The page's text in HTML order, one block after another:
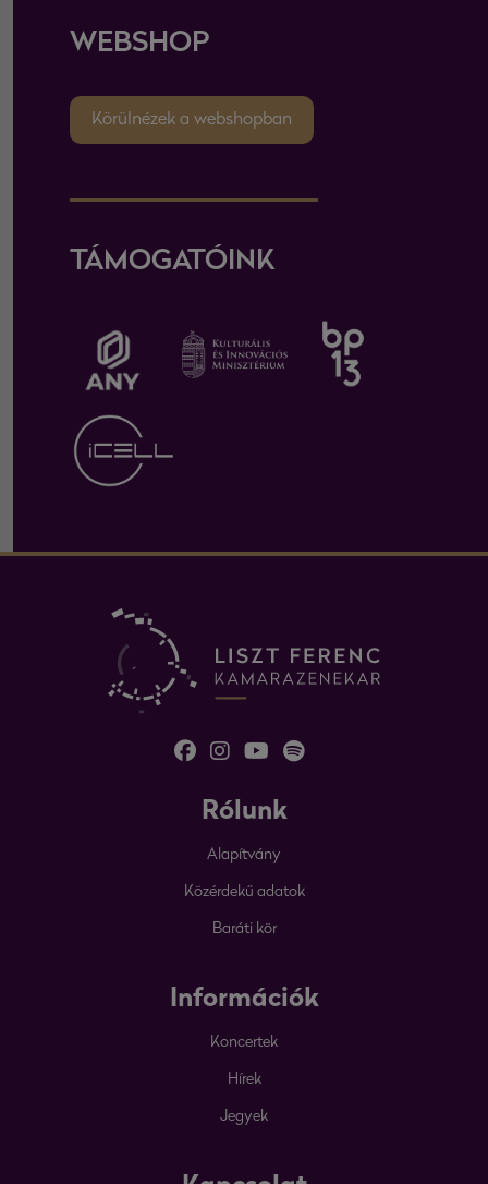
WEBSHOP
Körülnézek a webshopban
TÁMOGATÓINK
Rólunk
Alapítvány
Közérdekű adatok
Baráti kör
Információk
Koncertek
Hírek
Jegyek